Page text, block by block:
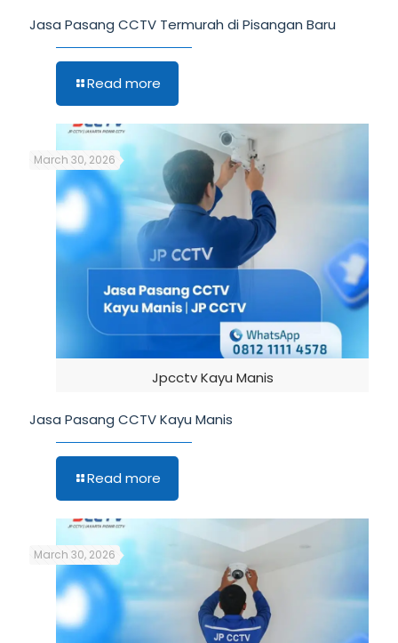
Jasa Pasang CCTV Termurah di Pisangan Baru
Read more
Jpcctv Kayu Manis
March 30, 2026
Jasa Pasang CCTV Kayu Manis
Read more
March 30, 2026